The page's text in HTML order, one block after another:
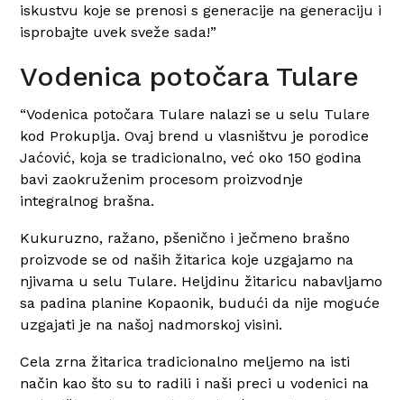
iskustvu koje se prenosi s generacije na generaciju i
isprobajte uvek sveže sada!”
Vodenica potočara Tulare
“Vodenica potočara Tulare nalazi se u selu Tulare
kod Prokuplja. Ovaj brend u vlasništvu je porodice
Jaćović, koja se tradicionalno, već oko 150 godina
bavi zaokruženim procesom proizvodnje
integralnog brašna.
Kukuruzno, ražano, pšenično i ječmeno brašno
proizvode se od naših žitarica koje uzgajamo na
njivama u selu Tulare. Heljdinu žitaricu nabavljamo
sa padina planine Kopaonik, budući da nije moguće
uzgajati je na našoj nadmorskoj visini.
Cela zrna žitarica tradicionalno meljemo na isti
način kao što su to radili i naši preci u vodenici na